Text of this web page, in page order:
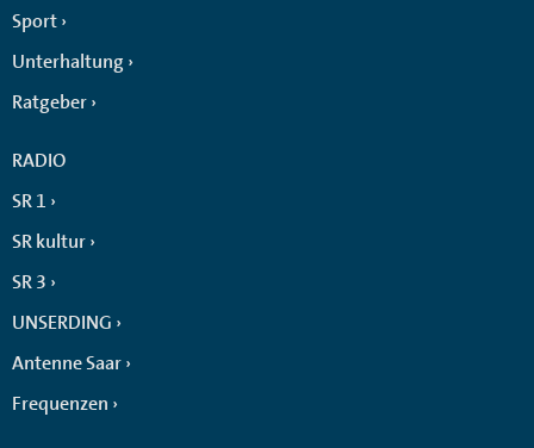
Sport
Unterhaltung
Ratgeber
RADIO
SR 1
SR kultur
SR 3
UNSERDING
Antenne Saar
Frequenzen